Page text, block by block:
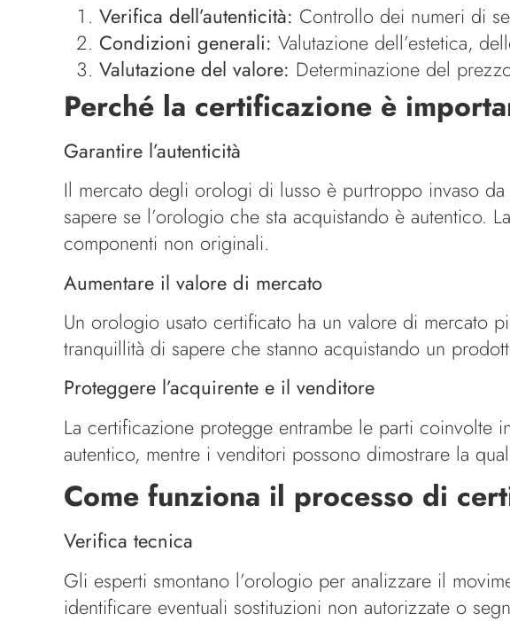
Verifica dell’autenticità: Controllo dei numeri di
Condizioni generali: Valutazione dell’estetica,
Valutazione del valore: Determinazione del
Perché la certificazione è
Garantire l’autenticità
Il mercato degli orologi di lusso è purtroppo invaso
sapere se l’orologio che sta acquistando è autentico.
componenti non originali.
Aumentare il valore di mercato
Un orologio usato certificato ha un valore di mercato
tranquillità di sapere che stanno acquistando un
Proteggere l’acquirente e il venditore
La certificazione protegge entrambe le parti coinvolte
autentico, mentre i venditori possono dimostrare la
Come funziona il processo di
Verifica tecnica
Gli esperti smontano l’orologio per analizzare il
identificare eventuali sostituzioni non autorizzate o